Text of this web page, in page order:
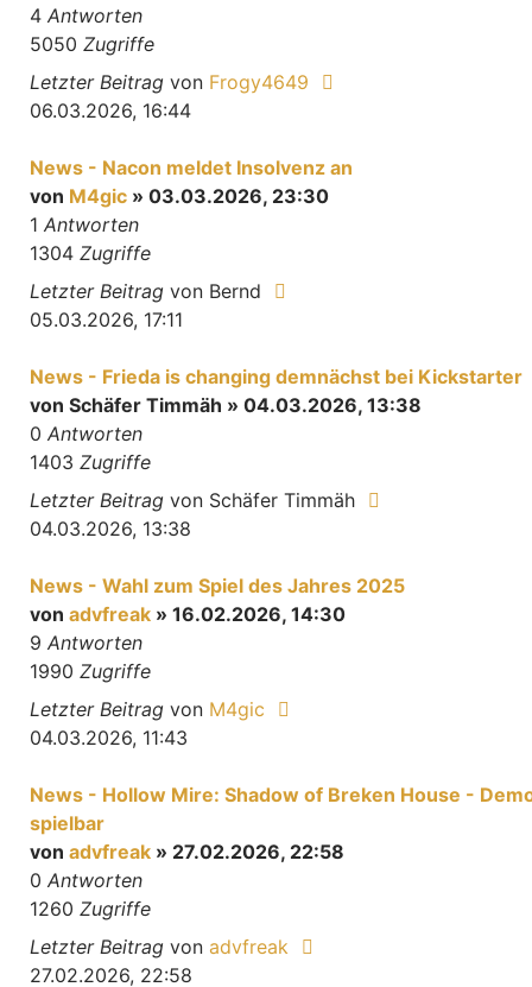
4 Antworten
5050 Zugriffe
Letzter Beitrag von Frogy4649
06.03.2026, 16:44
News - Nacon meldet Insolvenz an
von M4gic » 03.03.2026, 23:30
1 Antworten
1304 Zugriffe
Letzter Beitrag von Bernd
05.03.2026, 17:11
News - Frieda is changing demnächst bei Kickstarter
von Schäfer Timmäh » 04.03.2026, 13:38
0 Antworten
1403 Zugriffe
Letzter Beitrag von Schäfer Timmäh
04.03.2026, 13:38
News - Wahl zum Spiel des Jahres 2025
von advfreak » 16.02.2026, 14:30
9 Antworten
1990 Zugriffe
Letzter Beitrag von M4gic
04.03.2026, 11:43
News - Hollow Mire: Shadow of Breken House -
spielbar
von advfreak » 27.02.2026, 22:58
0 Antworten
1260 Zugriffe
Letzter Beitrag von advfreak
27.02.2026, 22:58